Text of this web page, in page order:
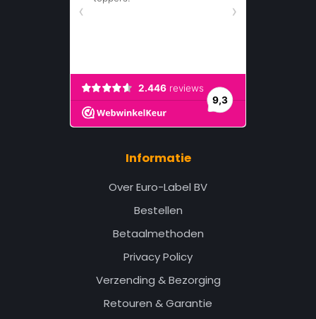
Informatie
Over Euro-Label BV
Bestellen
Betaalmethoden
Privacy Policy
Verzending & Bezorging
Retouren & Garantie